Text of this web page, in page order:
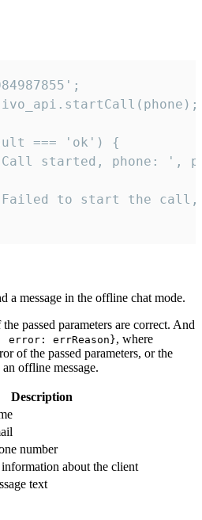
=== 'ok') {
started, phone: ',
to start the
a message in the offline chat mode.
the passed parameters are correct. And
errReason}, where
of the passed parameters, or the
offline message.
Description
number
about the client
text